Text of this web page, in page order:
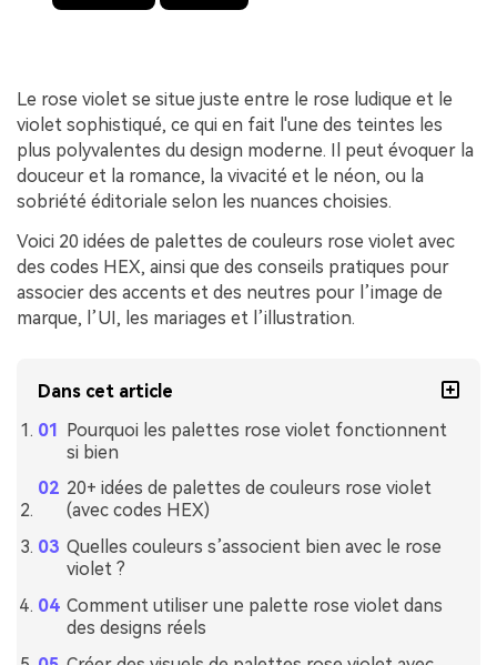
Le rose violet se situe juste entre le rose ludique et le
violet sophistiqué, ce qui en fait l'une des teintes les
plus polyvalentes du design moderne. Il peut évoquer la
douceur et la romance, la vivacité et le néon, ou la
sobriété éditoriale selon les nuances choisies.
Voici 20 idées de palettes de couleurs rose violet avec
des codes HEX, ainsi que des conseils pratiques pour
associer des accents et des neutres pour l’image de
marque, l’UI, les mariages et l’illustration.
Dans cet article
Pourquoi les palettes rose violet fonctionnent
si bien
20+ idées de palettes de couleurs rose violet
(avec codes HEX)
Quelles couleurs s’associent bien avec le rose
violet ?
Comment utiliser une palette rose violet dans
des designs réels